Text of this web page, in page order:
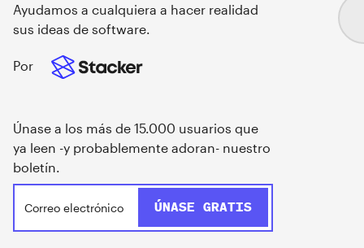
Ayudamos a cualquiera a hacer realidad
sus ideas de software.
Por
Únase a los más de 15.000 usuarios que
ya leen -y probablemente adoran- nuestro
boletín.